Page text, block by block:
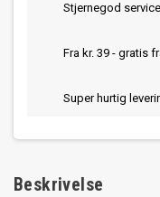
Stjernegod
Fra kr. 39 - gratis
Super hurtig
Beskrivelse